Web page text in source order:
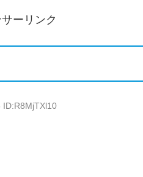
ーリンク